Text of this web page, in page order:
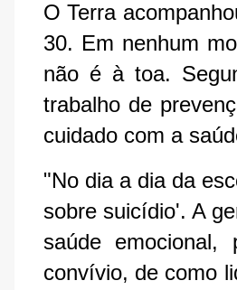
O Terra
30. Em nenhum
não é à toa.
trabalho de
cuidado com a
"No dia a dia da
sobre suicídio'. A
saúde
convívio, de como